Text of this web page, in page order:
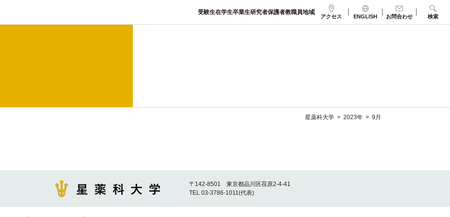
受験生在学生卒業生研究者保護者教職員地域
アクセス ENGLISH お問合わせ 検索
星薬科大学 > 2023年 > 9月
〒142-8501 東京都品川区荏原2-4-41
TEL 03-3786-1011(代表)